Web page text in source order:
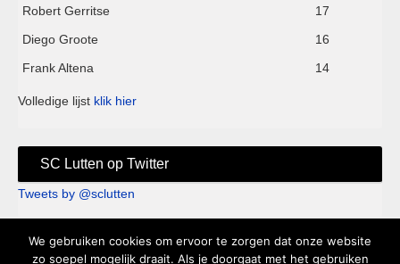
Robert Gerritse
17
Diego Groote
16
Frank Altena
14
Volledige lijst klik hier
SC Lutten op Twitter
Tweets by @sclutten
Sc Lutten - Sportpark de Kei - Knappersveldweg 1B - 7776 PA
We gebruiken cookies om ervoor te zorgen dat onze website
zo soepel mogelijk draait. Als je doorgaat met het gebruiken